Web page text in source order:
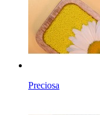
Preciosa